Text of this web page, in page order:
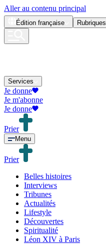
Aller au contenu principal
Édition française Rubriques
Services
Je donne
Je m'abonne
Je donne
Prier
Menu
Prier
Belles histoires
Interviews
Tribunes
Actualités
Lifestyle
Découvertes
Spiritualité
Léon XIV à Paris